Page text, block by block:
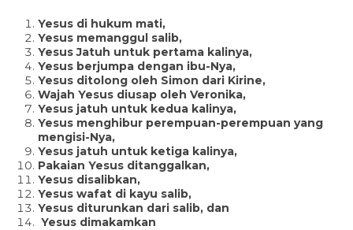
Yesus di hukum mati,
Yesus memanggul salib,
Yesus Jatuh untuk pertama kalinya,
Yesus berjumpa dengan ibu-Nya,
Yesus ditolong oleh Simon dari Kirine,
Wajah Yesus diusap oleh Veronika,
Yesus jatuh untuk kedua kalinya,
Yesus menghibur perempuan-perempuan yang
mengisi-Nya,
Yesus jatuh untuk ketiga kalinya,
Pakaian Yesus ditanggalkan,
Yesus disalibkan,
Yesus wafat di kayu salib,
Yesus diturunkan dari salib, dan
Yesus dimakamkan